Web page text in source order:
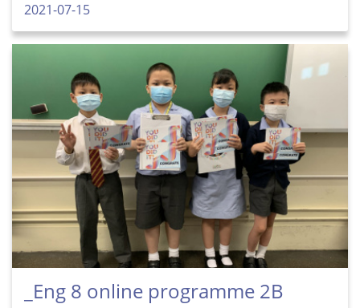
2021-07-15
_Eng 8 online programme 2B